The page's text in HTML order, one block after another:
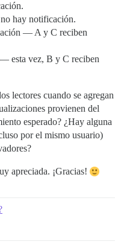
hay notificación.
— A y C reciben
esta vez, B y C reciben
lectores cuando se agregan
provienen del
esperado? ¿Hay alguna
por el mismo usuario)
apreciada. ¡Gracias!